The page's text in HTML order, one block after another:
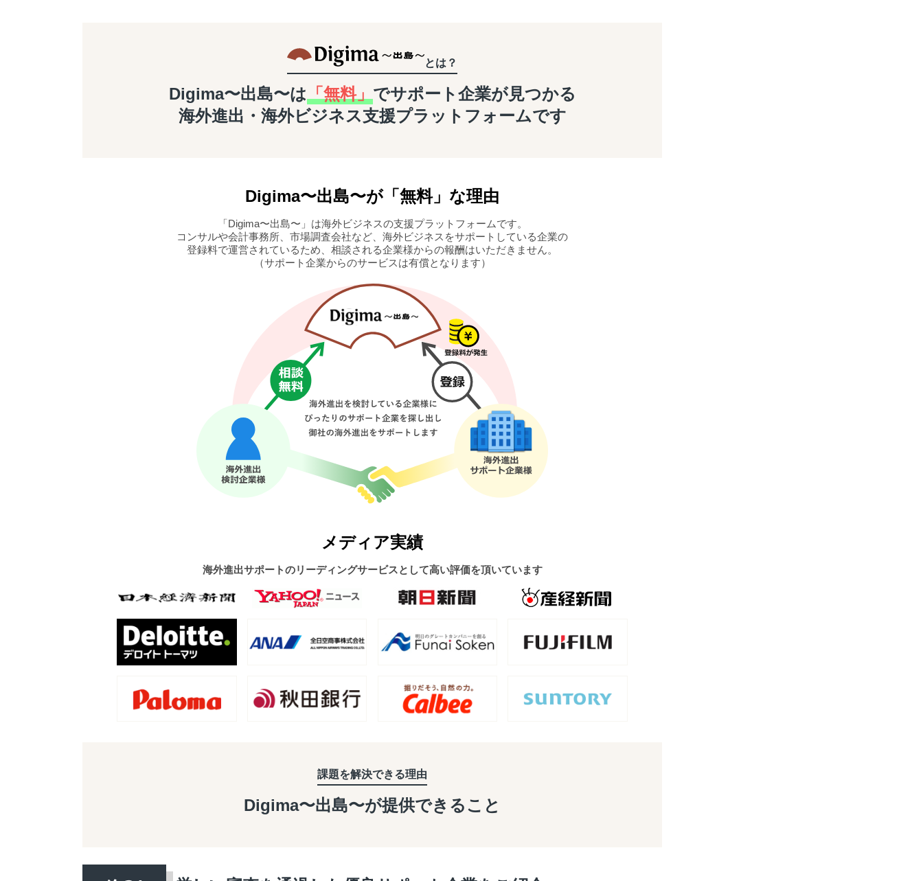
とは？
Digima〜出島〜は 「無料」 でサポート企業が見つかる
海外進出・海外ビジネス支援プラットフォームです
Digima〜出島〜が「無料」な理由
「Digima〜出島〜」は海外ビジネスの支援プラットフォームです。
コンサルや会計事務所、市場調査会社など、海外ビジネスをサポートしている企業の
登録料で運営されているため、相談される企業様からの報酬はいただきません。
（サポート企業からのサービスは有償となります）
メディア実績
海外進出サポートのリーディングサービスとして高い評価を頂いています
課題を解決できる理由
Digima〜出島〜が提供できること